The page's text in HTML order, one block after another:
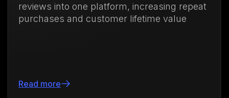
increasing repeat
lifetime value
compras
vida del cliente